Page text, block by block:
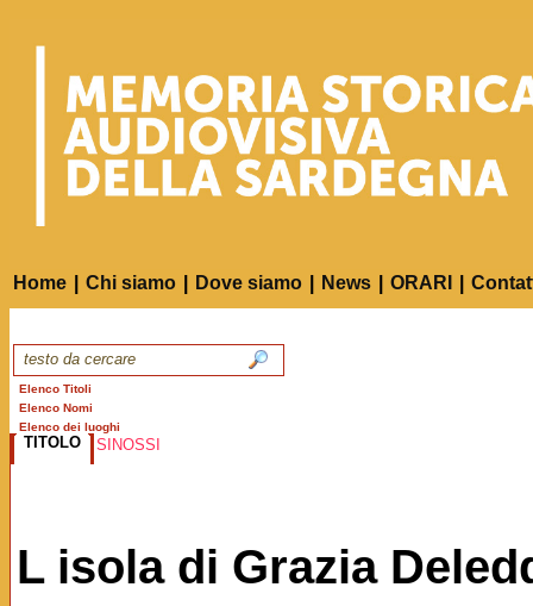
Home Chi siamo Dove siamo News ORARI
Elenco Titoli
Elenco Nomi
Elenco dei luoghi
TITOLO SINOSSI
L isola di Grazia